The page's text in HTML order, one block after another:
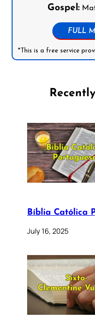
Gospel:
FULL
*This is a free service
Bíblia Católica
July 16, 2025